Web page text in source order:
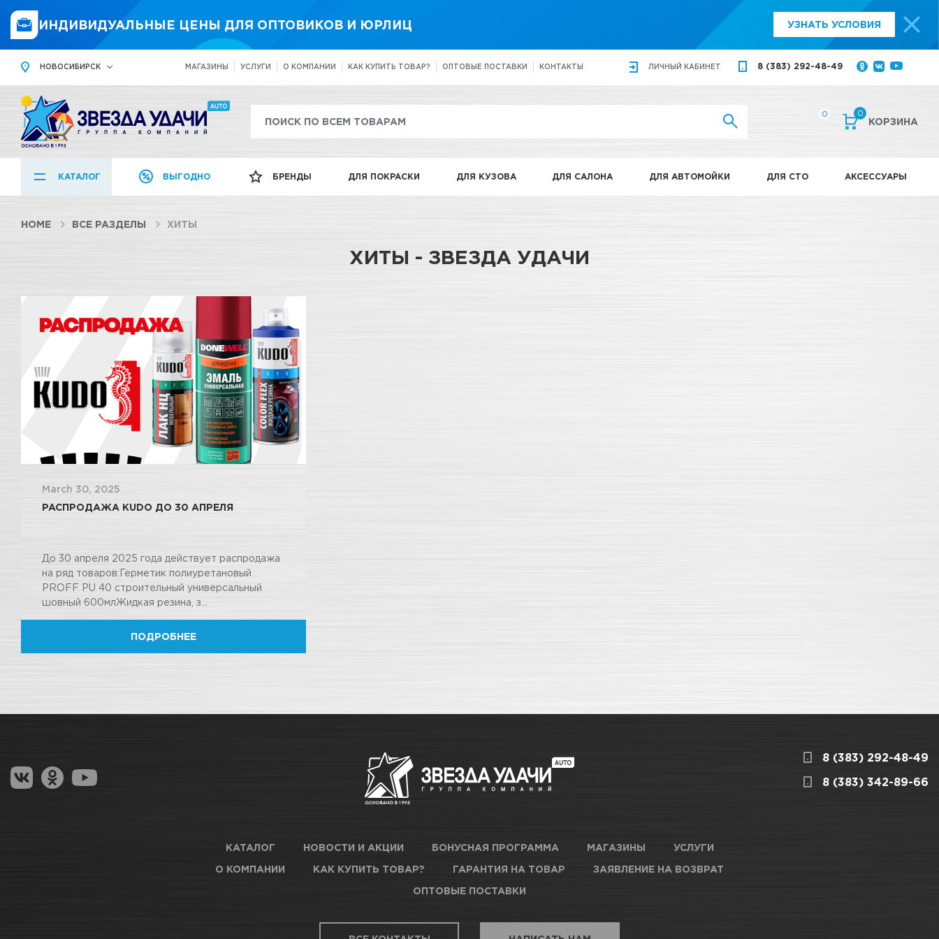
ИНДИВИДУАЛЬНЫЕ ЦЕНЫ ДЛЯ ОПТОВИКОВ И ЮРЛИЦ УЗНАТЬ УСЛОВИЯ
НОВОСИБИРСК МАГАЗИНЫ УСЛУГИ О КОМПАНИИ КАК КУПИТЬ ТОВАР? ОПТОВЫЕ ПОСТАВКИ КОНТАКТЫ ЛИЧНЫЙ КАБИНЕТ 8 (383) 292-48-49
0 0
КОРЗИНА
КАТАЛОГ ВЫГОДНО БРЕНДЫ ДЛЯ ПОКРАСКИ ДЛЯ КУЗОВА ДЛЯ САЛОНА ДЛЯ АВТОМОЙКИ ДЛЯ СТО АКСЕССУАРЫ
HOME ВСЕ РАЗДЕЛЫ ХИТЫ
ХИТЫ - ЗВЕЗДА УДАЧИ
March 30, 2025
РАСПРОДАЖА KUDO ДО 30 АПРЕЛЯ
До 30 апреля 2025 года действует распродажа
на ряд товаров:Герметик полиуретановый
PROFF PU 40 строительный универсальный
шовный 600млЖидкая резина, з...
ПОДРОБНЕЕ
8 (383) 292-48-49
8 (383) 342-89-66
КАТАЛОГ НОВОСТИ И АКЦИИ БОНУСНАЯ ПРОГРАММА МАГАЗИНЫ УСЛУГИ
О КОМПАНИИ КАК КУПИТЬ ТОВАР? ГАРАНТИЯ НА ТОВАР ЗАЯВЛЕНИЕ НА ВОЗВРАТ
ОПТОВЫЕ ПОСТАВКИ